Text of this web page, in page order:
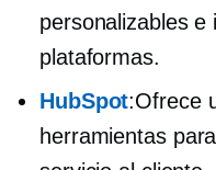
personalizables e
plataformas.
HubSpot:Ofrece
herramientas